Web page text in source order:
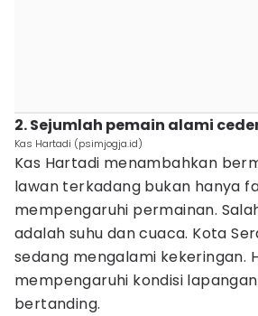
2. Sejumlah pemain alami
Kas Hartadi (psimjogja.id)
Kas Hartadi menambahkan
lawan terkadang bukan hanya
mempengaruhi permainan.
adalah suhu dan cuaca. Kota
sedang mengalami kekeringan.
mempengaruhi kondisi
bertanding.